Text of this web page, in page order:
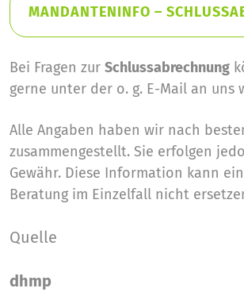
MANDANTENINFO –
Bei Fragen zur Schlussabrechnung
gerne unter der o. g. E-Mail an uns
Alle Angaben haben wir nach
zusammengestellt. Sie erfolgen
Gewähr. Diese Information kann
Beratung im Einzelfall nicht
Quelle
dhmp